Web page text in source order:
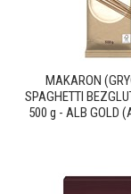
MAKARON
SPAGHETTI
500 g - ALB GOLD